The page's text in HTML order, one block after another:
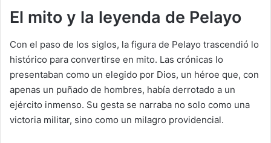
El mito y la leyenda de Pelayo
Con el paso de los siglos, la figura de Pelayo trascendió lo
histórico para convertirse en mito. Las crónicas lo
presentaban como un elegido por Dios, un héroe que, con
apenas un puñado de hombres, había derrotado a un
ejército inmenso. Su gesta se narraba no solo como una
victoria militar, sino como un milagro providencial.